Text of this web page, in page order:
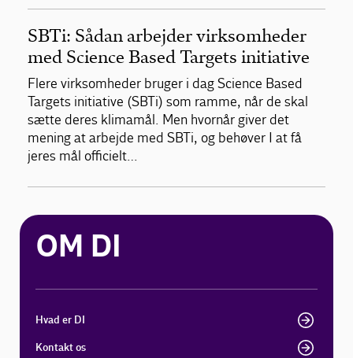
SBTi: Sådan arbejder virksomheder
med Science Based Targets initiative
Flere virksomheder bruger i dag Science Based
Targets initiative (SBTi) som ramme, når de skal
sætte deres klimamål. Men hvornår giver det
mening at arbejde med SBTi, og behøver I at få
jeres mål officielt…
OM DI
Hvad er DI
Kontakt os